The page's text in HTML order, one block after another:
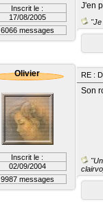
Inscrit le :
17/08/2005
6066 messages
J'en
Olivier
Inscrit le :
02/09/2004
9987 messages
RE :
Son